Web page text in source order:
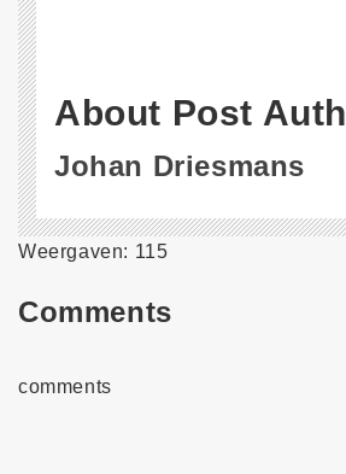
About Post
Johan Driesmans
Weergaven: 115
Comments
comments